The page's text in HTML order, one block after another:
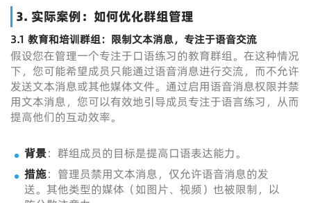
3. 实际案例：如何优化群组管理
3.1 教育和培训群组：限制文本消息，专注于语音交流
假设您在管理一个专注于口语练习的教育群组。在这种情况
下，您可能希望成员只能通过语音消息进行交流，而不允许
发送文本消息或其他媒体文件。通过启用语音消息权限并禁
用文本消息，您可以有效地引导成员专注于语言练习，从而
提高他们的互动效率。
背景：群组成员的目标是提高口语表达能力。
措施：管理员禁用文本消息，仅允许语音消息的发
送。其他类型的媒体（如图片、视频）也被限制，以